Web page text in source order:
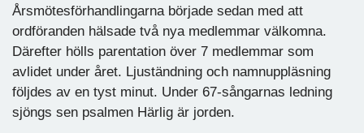
Årsmötesförhandlingarna började sedan med att
ordföranden hälsade två nya medlemmar välkomna.
Därefter hölls parentation över 7 medlemmar som
avlidet under året. Ljuständning och namnuppläsning
följdes av en tyst minut. Under 67-sångarnas ledning
sjöngs sen psalmen Härlig är jorden.